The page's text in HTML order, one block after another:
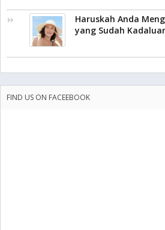
Haruskah Anda
yang Sudah
FIND US ON FACEEBOOK